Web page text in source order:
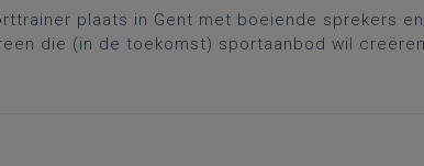
plaats in Gent met boeiende sprekers
die (in de toekomst) sportaanbod wil